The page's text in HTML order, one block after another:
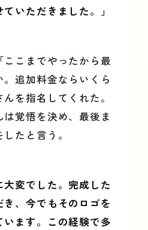
いただきました。」
ここまでやったから最
追加料金ならいくら
を指名してくれた。
覚悟を決め、最後ま
たと言う。
大変でした。完成した
、今でもそのロゴを
ます。この経験で多